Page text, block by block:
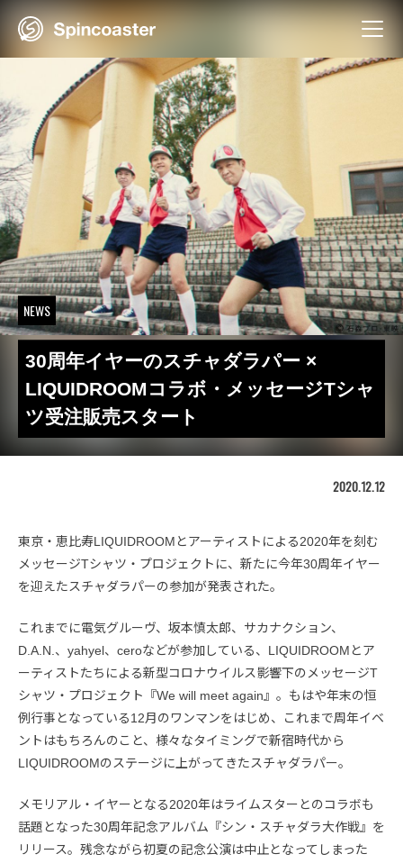
Skip
NEWS
30周年イヤーのスチャダラパー ×
LIQUIDROOMコラボ・メッセージTシャ
ツ受注販売スタート
2020.12.12
東京・恵比寿LIQUIDROOMとアーティストによる2020年を刻む
メッセージTシャツ・プロジェクトに、新たに今年30周年イヤー
を迎えたスチャダラパーの参加が発表された。
これまでに電気グルーヴ、坂本慎太郎、サカナクション、
D.A.N.、yahyel、ceroなどが参加している、LIQUIDROOMとア
ーティストたちによる新型コロナウイルス影響下のメッセージT
シャツ・プロジェクト『We will meet again』。もはや年末の恒
例行事となっている12月のワンマンをはじめ、これまで周年イベ
ントはもちろんのこと、様々なタイミングで新宿時代から
LIQUIDROOMのステージに上がってきたスチャダラパー。
メモリアル・イヤーとなる2020年はライムスターとのコラボも
話題となった30周年記念アルバム『シン・スチャダラ大作戦』を
リリース。残念ながら初夏の記念公演は中止となってしまった